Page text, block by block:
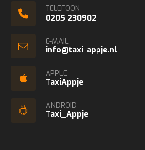
TELEFOON
0205 230902
E-MAIL
info@taxi-appje.nl
APPLE
TaxiAppje
ANDROID
Taxi_Appje